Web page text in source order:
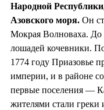
Народной
Азовского моря. Он
Мокрая Волноваха. До
лошадей кочевники.
1774 году Приазовье
империи, и в районе
первые поселения —
жителями стали греки